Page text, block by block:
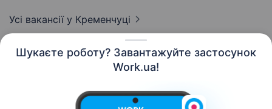
Шукаєте роботу? Завантажуйте застосунок
Work.ua!
Усі вакансії у Кременчуці